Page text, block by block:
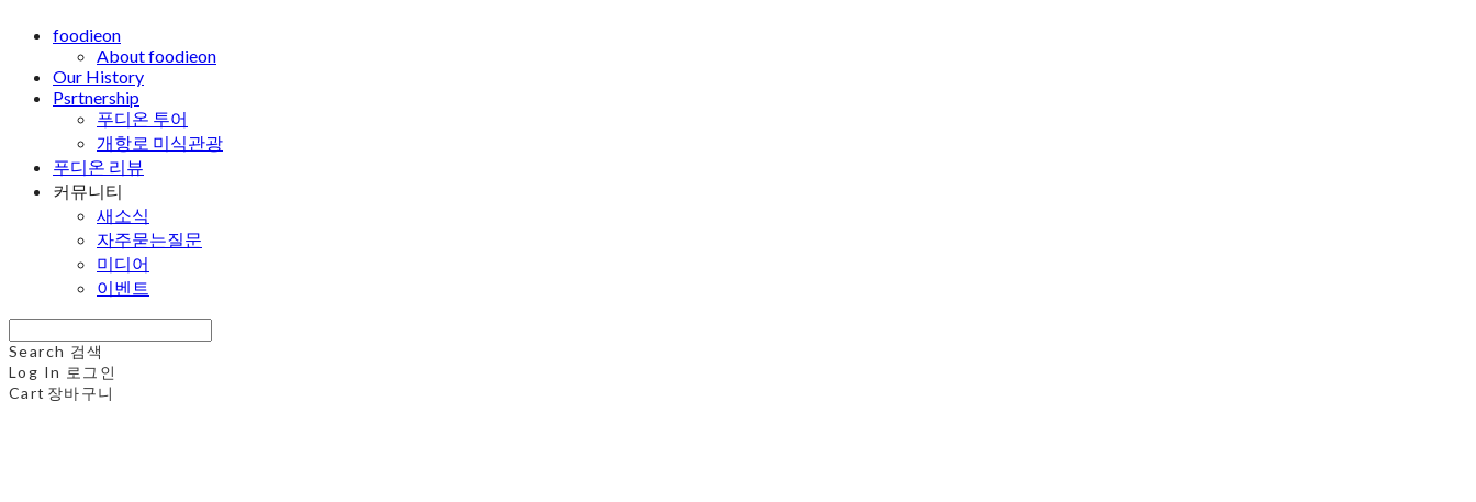
foodieon
About foodieon
Our History
Psrtnership
푸디온 투어
개항로 미식관광
푸디온 리뷰
커뮤니티
새소식
자주묻는질문
미디어
이벤트
Search 검색
Log In 로그인
Cart 장바구니